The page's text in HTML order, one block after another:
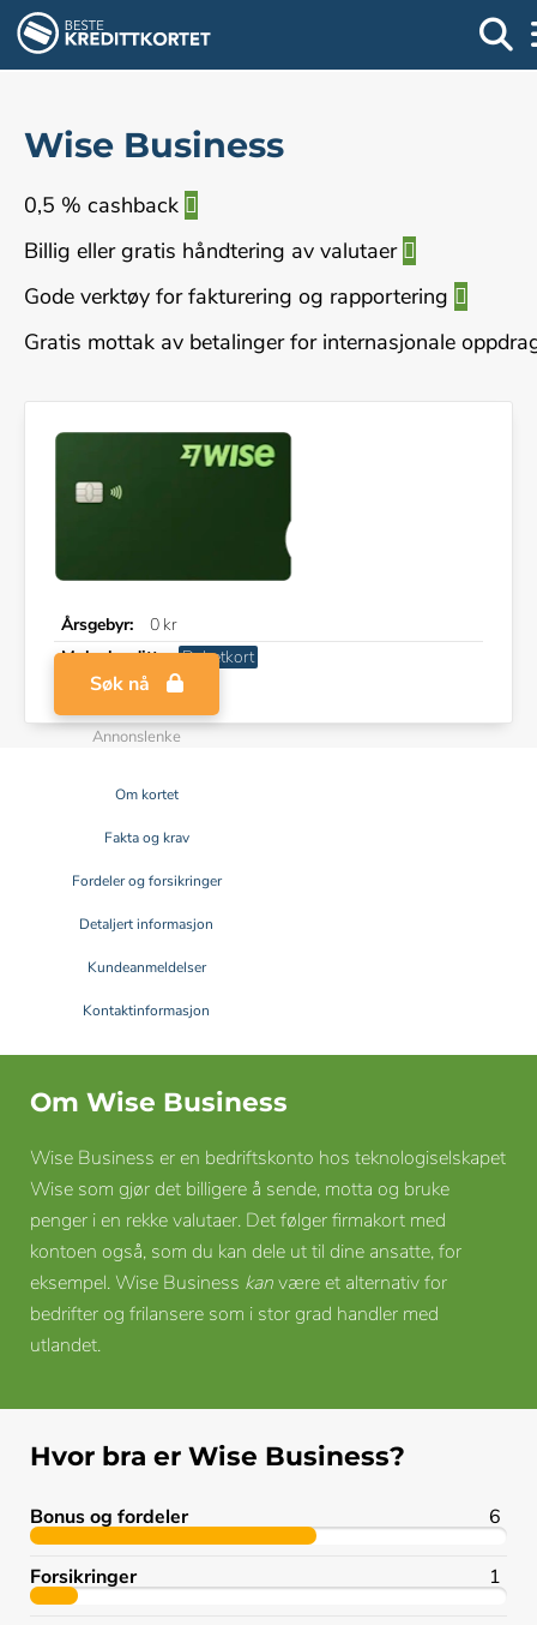
Wise Business
0,5 % cashback
Billig eller gratis håndtering av valutaer
Gode verktøy for fakturering og rapportering
Gratis mottak av betalinger for internasjonale
Årsgebyr:
0 kr
Maks kreditt:
Debetkort
Søk nå
Annonslenke
Om kortet
Fakta og krav
Fordeler og forsikringer
Detaljert informasjon
Kundeanmeldelser
Kontaktinformasjon
Om Wise Business
Wise Business er en bedriftskonto hos teknologiselskapet
Wise som gjør det billigere å sende, motta og bruke
penger i en rekke valutaer. Det følger firmakort med
kontoen også, som du kan dele ut til dine ansatte, for
eksempel. Wise Business kanvære et alternativ for
bedrifter og frilansere som i stor grad handler med
utlandet.
Hvor bra er Wise Business?
Bonus og fordeler 6
Forsikringer 1